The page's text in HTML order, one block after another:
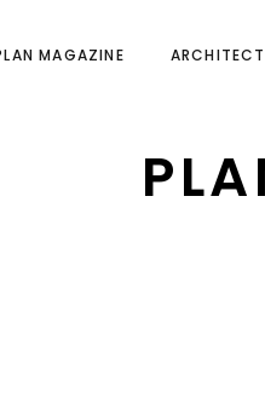
MAGAZINE